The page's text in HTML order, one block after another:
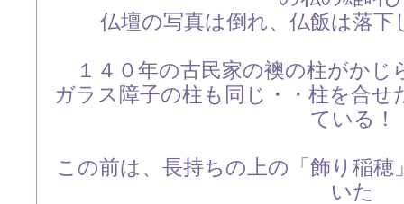
仏壇の写真は倒れ、仏飯は落下
１４０年の古民家の襖の柱がか
ガラス障子の柱も同じ・・柱を合
ている！
この前は、長持ちの上の「飾り稲
いた